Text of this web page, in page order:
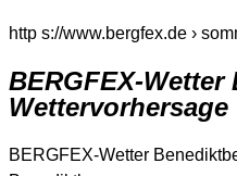
http s://www.bergfex.de ›
BERGFEX-
BERGFEX-Wetter